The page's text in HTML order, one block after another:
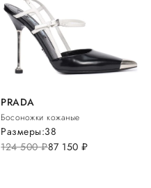
PRADA
Босоножки кожаные
124 500руб.87 150руб.
Размеры:38